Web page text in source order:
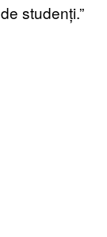
studenți.”